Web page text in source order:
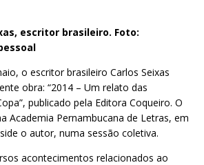
escritor brasileiro. Foto:
o escritor brasileiro Carlos Seixas
obra: “2014 – Um relato das
publicado pela Editora Coqueiro. O
Academia Pernambucana de Letras, em
o autor, numa sessão coletiva.
acontecimentos relacionados ao